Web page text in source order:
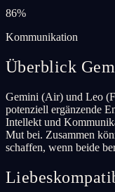
86%
Kommunikation
Überblick
Gemini (Air) und Leo
potenziell ergänzende
Intellekt und
Mut bei. Zusammen
schaffen, wenn beide